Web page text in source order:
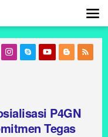
P4GN
Tegas